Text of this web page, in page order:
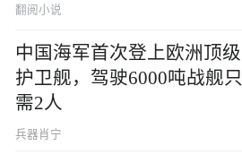
翻阅小说
中国海军首次登上欧洲顶级
护卫舰，驾驶6000吨战舰只
需2人
兵器肖宁